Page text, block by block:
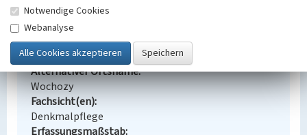
Schlagwörter
Bergbaumaschine
Ort
Nochten
Alternativer Ortsname
Wochozy
Fachsicht(en)
Denkmalpflege
Erfassungsmaßstab
Notwendige Cookies
Webanalyse